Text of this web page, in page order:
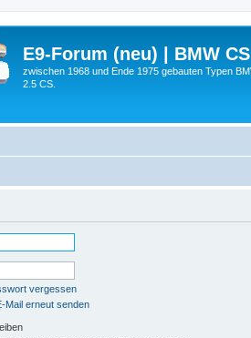
E9-Forum (neu) | BMW
zwischen 1968 und Ende 1975 gebauten Typen
2.5 CS.
vergessen
Mail erneut senden